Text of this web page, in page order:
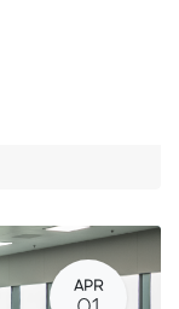
APR